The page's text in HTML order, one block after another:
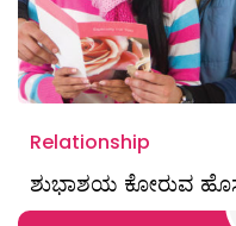
Relationship
ಶುಭಾಶಯ ಕೋರುವ